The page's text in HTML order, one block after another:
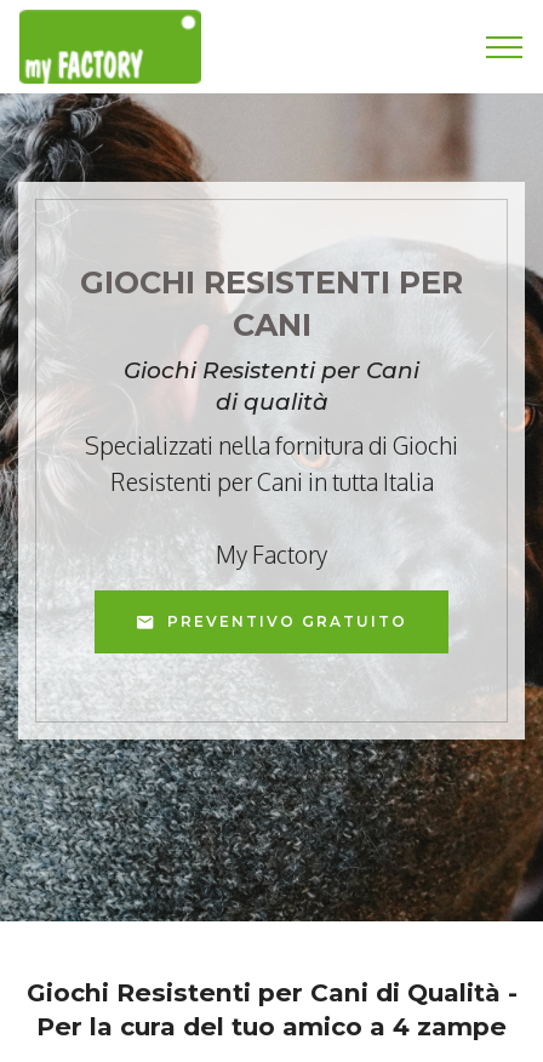
GIOCHI RESISTENTI PER
CANI
Giochi Resistenti per Cani
di qualità
Specializzati nella fornitura di Giochi
Resistenti per Cani in tutta Italia
My Factory
PREVENTIVO GRATUITO
Giochi Resistenti per Cani di Qualità -
Per la cura del tuo amico a 4 zampe